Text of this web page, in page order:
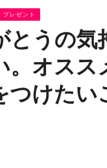
プレゼント
とうの気
。オスス
つけたい